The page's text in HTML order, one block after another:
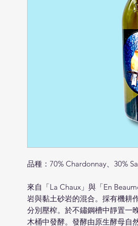
品種：70% Chardonnay、30%
來自「La Chaux」與「En
岩與黏土砂岩的混合。採有機耕
分別壓榨。於不鏽鋼槽中靜置一
木桶中發酵。發酵由原生酵母自